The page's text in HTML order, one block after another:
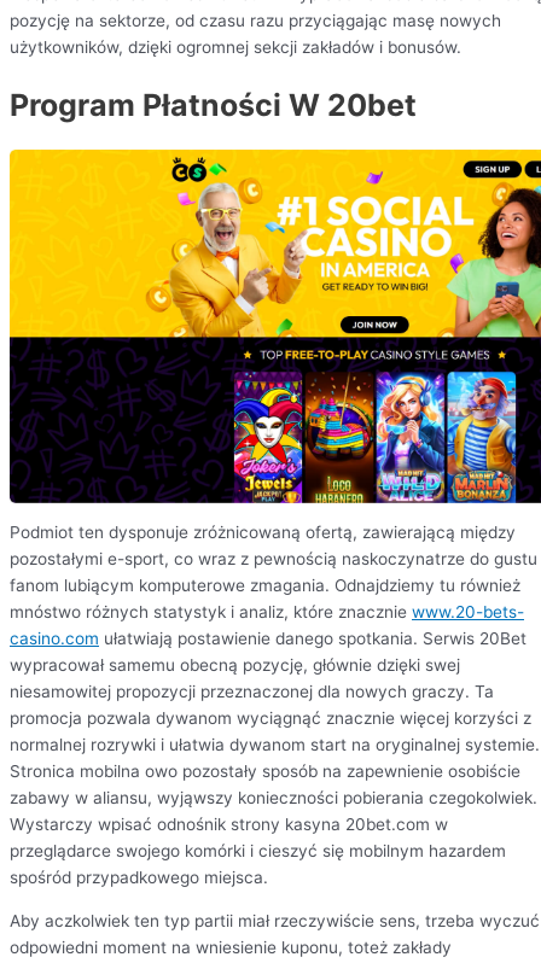
pozycję na sektorze, od czasu razu przyciągając masę nowych
użytkowników, dzięki ogromnej sekcji zakładów i bonusów.
Program Płatności W 20bet
Podmiot ten dysponuje zróżnicowaną ofertą, zawierającą między
pozostałymi e-sport, co wraz z pewnością naskoczynatrze do gustu
fanom lubiącym komputerowe zmagania. Odnajdziemy tu również
mnóstwo różnych statystyk i analiz, które znacznie www.20-bets-
casino.com ułatwiają postawienie danego spotkania. Serwis 20Bet
wypracował samemu obecną pozycję, głównie dzięki swej
niesamowitej propozycji przeznaczonej dla nowych graczy. Ta
promocja pozwala dywanom wyciągnąć znacznie więcej korzyści z
normalnej rozrywki i ułatwia dywanom start na oryginalnej systemie.
Stronica mobilna owo pozostały sposób na zapewnienie osobiście
zabawy w aliansu, wyjąwszy konieczności pobierania czegokolwiek.
Wystarczy wpisać odnośnik strony kasyna 20bet.com w
przeglądarce swojego komórki i cieszyć się mobilnym hazardem
spośród przypadkowego miejsca.
Aby aczkolwiek ten typ partii miał rzeczywiście sens, trzeba wyczuć
odpowiedni moment na wniesienie kuponu, toteż zakłady